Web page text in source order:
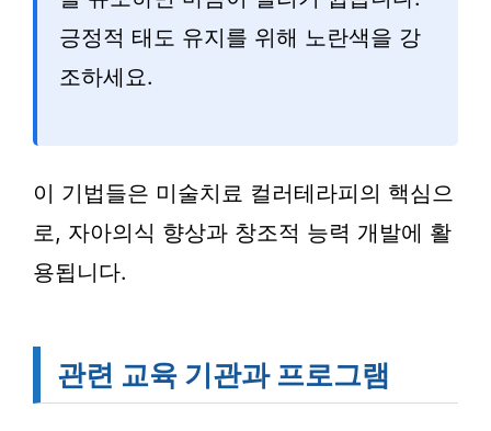
긍정적 태도 유지를 위해 노란색을 강
조하세요.
이 기법들은 미술치료 컬러테라피의 핵심으
로, 자아의식 향상과 창조적 능력 개발에 활
용됩니다.
관련 교육 기관과 프로그램